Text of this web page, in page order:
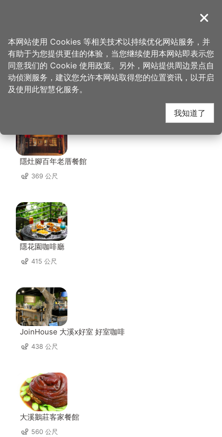
導覽
首页 > 想去的地方 > 住宿 > 日安
日安 周边店家
隱灶腳百年老厝餐館
369 公尺
隱花園咖啡廳
415 公尺
JoinHouse 大溪x好室 好室咖啡
438 公尺
大溪鵝莊客家餐館
560 公尺
关闭
本网站使用 Cookies 等相关技术以持续优化网站服务，并
有助于为您提供更佳的体验，当您继续使用本网站即表示您
同意我们的 Cookie 使用政策。另外，网站提供周边景点自
动侦测服务，建议您允许本网站取得您的位置资讯，以开启
及使用此智慧化服务。
我知道了